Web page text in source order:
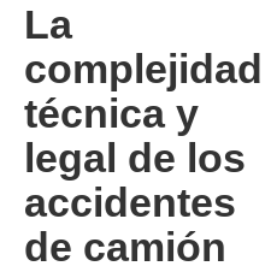
La
complejidad
técnica y
legal de los
accidentes
de camión